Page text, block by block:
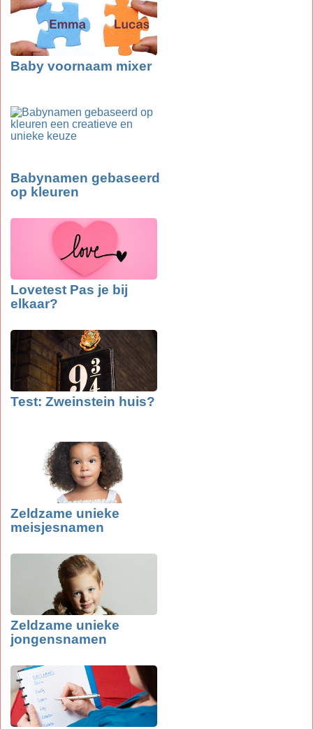
Baby voornaam mixer
Babynamen gebaseerd
op kleuren
Lovetest Pas je bij
elkaar?
Test: Zweinstein huis?
Zeldzame unieke
meisjesnamen
Zeldzame unieke
jongensnamen